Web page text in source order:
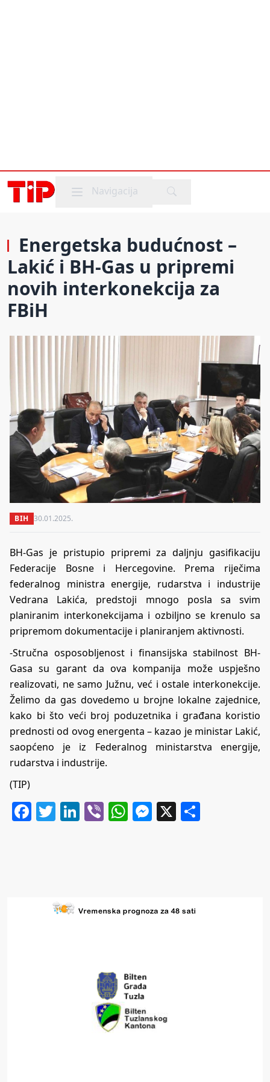
Mobile menu
Navigacija
Energetska budućnost –
Lakić i BH-Gas u pripremi
novih interkonekcija za
FBiH
BIH 30.01.2025.
BH-Gas je pristupio pripremi za daljnju gasifikaciju
Federacije Bosne i Hercegovine. Prema riječima
federalnog ministra energije, rudarstva i industrije
Vedrana Lakića, predstoji mnogo posla sa svim
planiranim interkonekcijama i ozbiljno se krenulo sa
pripremom dokumentacije i planiranjem aktivnosti.
-Stručna osposobljenost i finansijska stabilnost BH-
Gasa su garant da ova kompanija može uspješno
realizovati, ne samo Južnu, već i ostale interkonekcije.
Želimo da gas dovedemo u brojne lokalne zajednice,
kako bi što veći broj poduzetnika i građana koristio
prednosti od ovog energenta – kazao je ministar Lakić,
saopćeno je iz Federalnog ministarstva energije,
rudarstva i industrije.
(TIP)
Facebook
Twitter
LinkedIn
ViberWhatsApp
Messenger
X